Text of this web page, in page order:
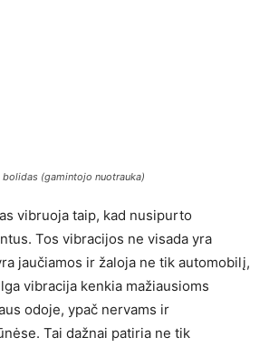
(gamintojo nuotrauka)
vibruoja taip, kad nusipurto
Tos vibracijos ne visada yra
jaučiamos ir žaloja ne tik automobilį,
vibracija kenkia mažiausioms
odoje, ypač nervams ir
Tai dažnai patiria ne tik